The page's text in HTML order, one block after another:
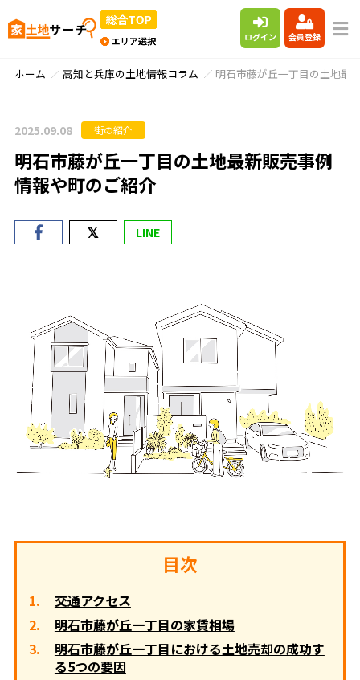
ログイン 会員登録
ホーム 高知と兵庫の土地情報コラム 明石市藤が丘一丁目の土地最
2025.09.08 街の紹介
明石市藤が丘一丁目の土地最新販売事例
情報や町のご紹介
LINE
目次
交通アクセス
明石市藤が丘一丁目の家賃相場
明石市藤が丘一丁目における土地売却の成功す
る5つの要因